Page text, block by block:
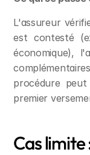
L'assureur
est contesté
économique),
procédure
premier
Cas